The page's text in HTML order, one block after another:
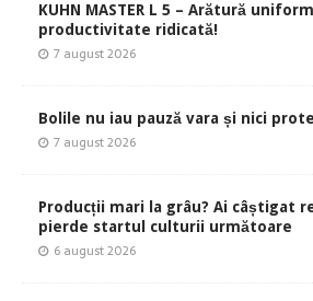
KUHN MASTER L 5 – Arătură
productivitate ridicată!
7 august 2026
Bolile nu iau pauză vara și nici
7 august 2026
Producții mari la grâu? Ai câștigat
pierde startul culturii următoare
6 august 2026